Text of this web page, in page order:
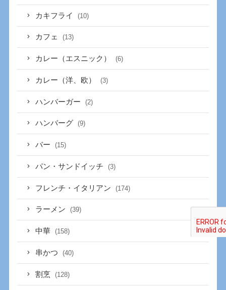
カキフライ (10)
カフェ (13)
カレー（エスニック） (6)
カレー（洋、欧） (3)
ハンバーガー (2)
ハンバーグ (9)
バー (15)
パン・サンドイッチ (3)
フレンチ・イタリアン (174)
ラーメン (39)
中華 (158)
串かつ (40)
割烹 (128)